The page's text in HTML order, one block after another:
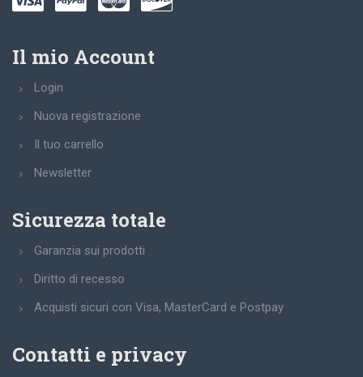
Il mio Account
Login
Nuova registrazione
Il tuo carrello
Newsletter
Sicurezza totale
Garanzia sui prodotti
Diritto di recesso
Acquisti sicuri con Visa, MasterCard e Postpay
Contatti e privacy